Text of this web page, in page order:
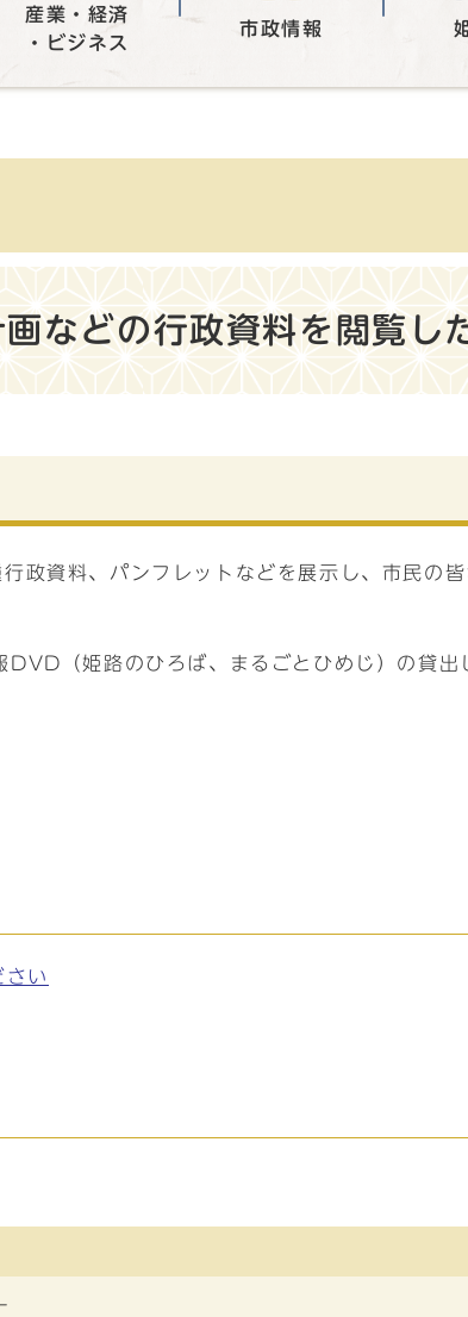
産業・経済
・ビジネス
市政情報
などの行政資料を閲覧し
政資料、パンフレットなどを展示し、市民の
（姫路のひろば、まるごとひめじ）の貸出
い